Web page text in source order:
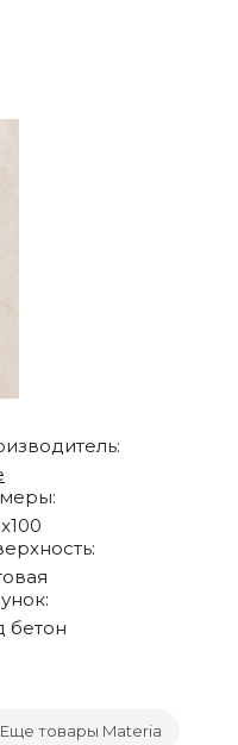
бетон
Еще товары Materia